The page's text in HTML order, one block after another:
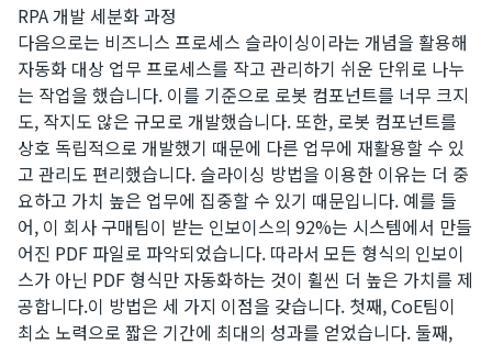
RPA 개발 세분화 과정
​다음으로는 비즈니스 프로세스 슬라이싱이라는 개념을 활용해
자동화 대상 업무 프로세스를 작고 관리하기 쉬운 단위로 나누
는 작업을 했습니다. 이를 기준으로 로봇 컴포넌트를 너무 크지
도, 작지도 않은 규모로 개발했습니다. 또한, 로봇 컴포넌트를
상호 독립적으로 개발했기 때문에 다른 업무에 재활용할 수 있
고 관리도 편리했습니다. 슬라이싱 방법을 이용한 이유는 더 중
요하고 가치 높은 업무에 집중할 수 있기 때문입니다. 예를 들
어, 이 회사 구매팀이 받는 인보이스의 92%는 시스템에서 만들
어진 PDF 파일로 파악되었습니다. 따라서 모든 형식의 인보이
스가 아닌 PDF 형식만 자동화하는 것이 휠씬 더 높은 가치를 제
공합니다.​이 방법은 세 가지 이점을 갖습니다. 첫째, CoE팀이
최소 노력으로 짧은 기간에 최대의 성과를 얻었습니다. 둘째,